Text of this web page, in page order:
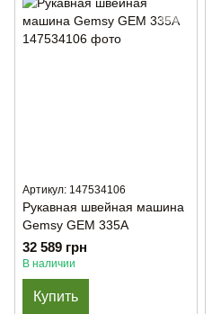
Артикул: 147534106
Рукавная швейная машина
Gemsy GEM 335А
32 589 грн
В наличии
Купить